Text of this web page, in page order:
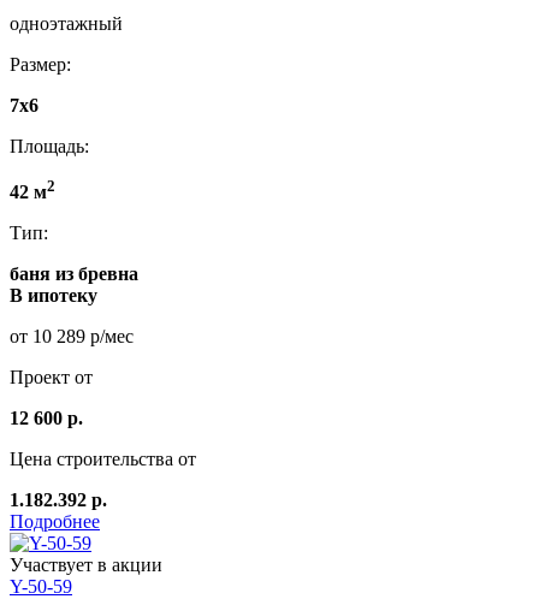
одноэтажный
Размер:
7x6
Площадь:
42 м2
Тип:
баня из бревна
В ипотеку
от 10 289 р/мес
Проект от
12 600 р.
Цена строительства от
1.182.392 р.
Подробнее
Участвует в акции
Y-50-59